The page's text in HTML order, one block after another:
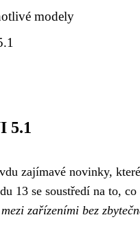
modely
5.1
zajímavé novinky,
13 se soustředí na to,
zařízeními bez